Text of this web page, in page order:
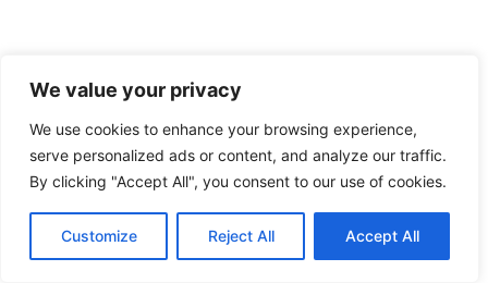
We value your privacy
We use cookies to enhance your browsing experience,
serve personalized ads or content, and analyze our traffic.
By clicking "Accept All", you consent to our use of cookies.
Customize Reject All Accept All